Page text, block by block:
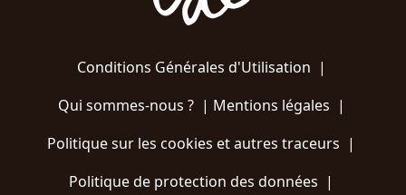
Conditions Générales d'Utilisation |
Qui sommes-nous ?| Mentions légales |
Politique sur les cookies et autres traceurs |
Politique de protection des données |